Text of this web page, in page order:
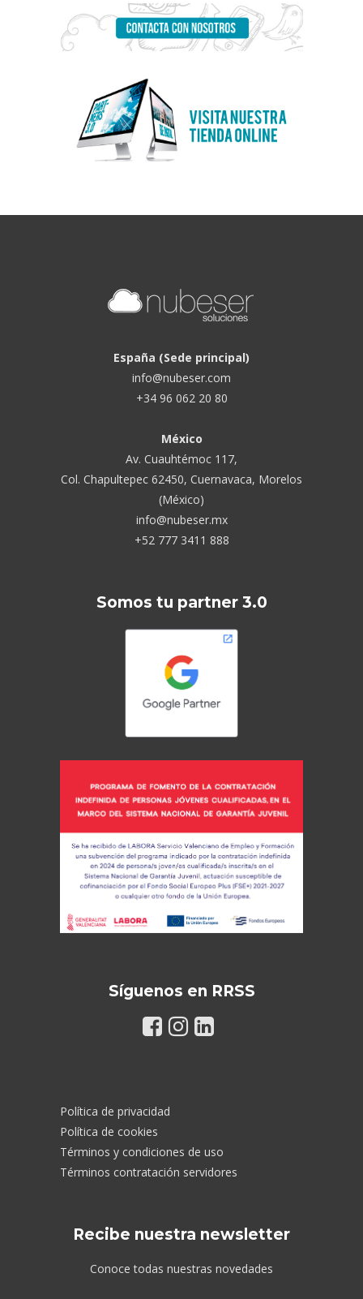
España (Sede principal)
info@nubeser.com
+34 96 062 20 80
México
Av. Cuauhtémoc 117,
Col. Chapultepec 62450, Cuernavaca, Morelos
(México)
info@nubeser.mx
+52 777 3411 888
Somos tu partner 3.0
Síguenos en RRSS
Política de privacidad
Política de cookies
Términos y condiciones de uso
Términos contratación servidores
Recibe nuestra newsletter
Conoce todas nuestras novedades